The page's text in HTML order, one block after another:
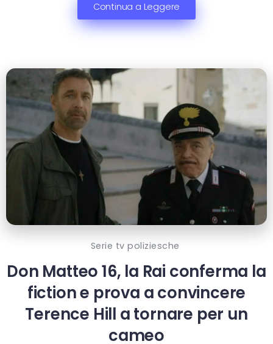
Continua a Leggere
Serie tv poliziesche
Don Matteo 16, la Rai conferma la
fiction e prova a convincere
Terence Hill a tornare per un
cameo